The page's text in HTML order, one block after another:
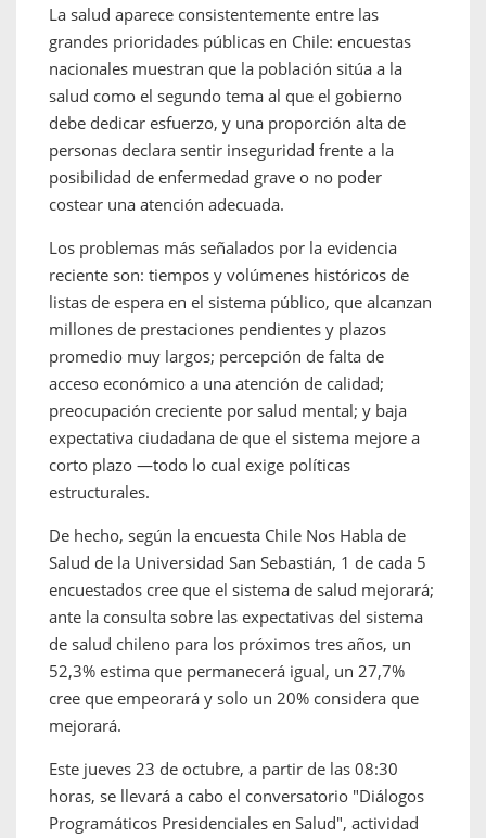
La salud aparece consistentemente entre las
grandes prioridades públicas en Chile: encuestas
nacionales muestran que la población sitúa a la
salud como el segundo tema al que el gobierno
debe dedicar esfuerzo, y una proporción alta de
personas declara sentir inseguridad frente a la
posibilidad de enfermedad grave o no poder
costear una atención adecuada.
Los problemas más señalados por la evidencia
reciente son: tiempos y volúmenes históricos de
listas de espera en el sistema público, que alcanzan
millones de prestaciones pendientes y plazos
promedio muy largos; percepción de falta de
acceso económico a una atención de calidad;
preocupación creciente por salud mental; y baja
expectativa ciudadana de que el sistema mejore a
corto plazo —todo lo cual exige políticas
estructurales.
De hecho, según la encuesta Chile Nos Habla de
Salud de la Universidad San Sebastián, 1 de cada 5
encuestados cree que el sistema de salud mejorará;
ante la consulta sobre las expectativas del sistema
de salud chileno para los próximos tres años, un
52,3% estima que permanecerá igual, un 27,7%
cree que empeorará y solo un 20% considera que
mejorará.
Este jueves 23 de octubre, a partir de las 08:30
horas, se llevará a cabo el conversatorio "Diálogos
Programáticos Presidenciales en Salud", actividad